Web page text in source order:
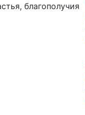
благополучия